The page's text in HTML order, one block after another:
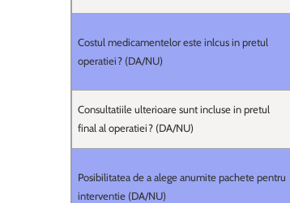
Costul medicamentelor este inlcus in pretul
operatiei? (DA/NU)
Consultatiile ulterioare sunt incluse in pretul
final al operatiei? (DA/NU)
Posibilitatea de a alege anumite pachete pentru
interventie (DA/NU)